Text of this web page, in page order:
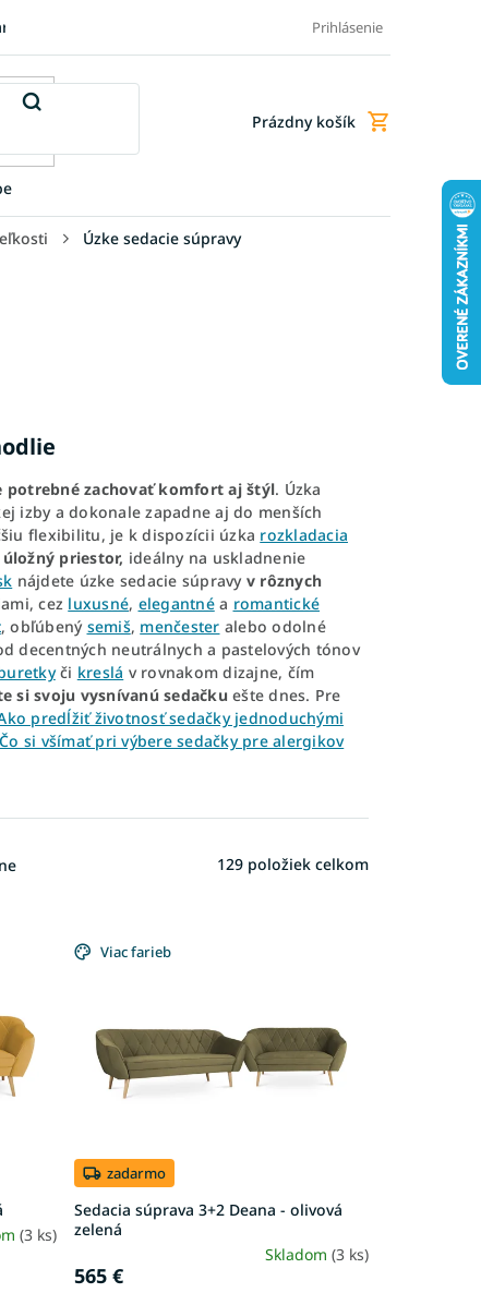
FAQ - Najčastejšie otázky
Prihlásenie
Nákupný
Prázdny košík
Úzke sedacie súpravy
potrebné zachovať komfort aj štýl. Úzka
izby a dokonale zapadne aj do menších
flexibilitu, je k dispozícii úzka rozkladacia
priestor, ideálny na uskladnenie
nájdete úzke sedacie súpravy v rôznych
cez luxusné, elegantnéa romantické
, obľúbený semiš, menčester alebo odolné
decentných neutrálnych a pastelových tónov
či kreslá v rovnakom dizajne, čím
si svoju vysnívanú sedačku ešte dnes. Pre
predĺžiť životnosť sedačky jednoduchými
Čo si všímať pri výbere sedačky pre alergikov
129 položiek celkom
(3 ks)
Viac farieb
zadarmo
Sedacia súprava 3+2 Deana - olivová
zelená
Skladom (3 ks)
565 €